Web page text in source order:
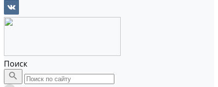
Поиск